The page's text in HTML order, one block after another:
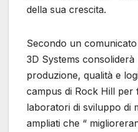
della sua crescita.
Secondo un comunicato
3D Systems
produzione, qualità e
campus di Rock Hill per
laboratori di sviluppo di
ampliati che “